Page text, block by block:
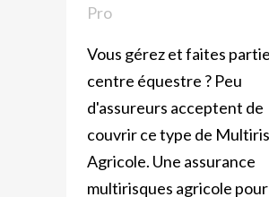
Pro
Vous gérez et faites
centre équestre ? Peu
d'assureurs acceptent de
couvrir ce type de
Agricole. Une assurance
multirisques agricole